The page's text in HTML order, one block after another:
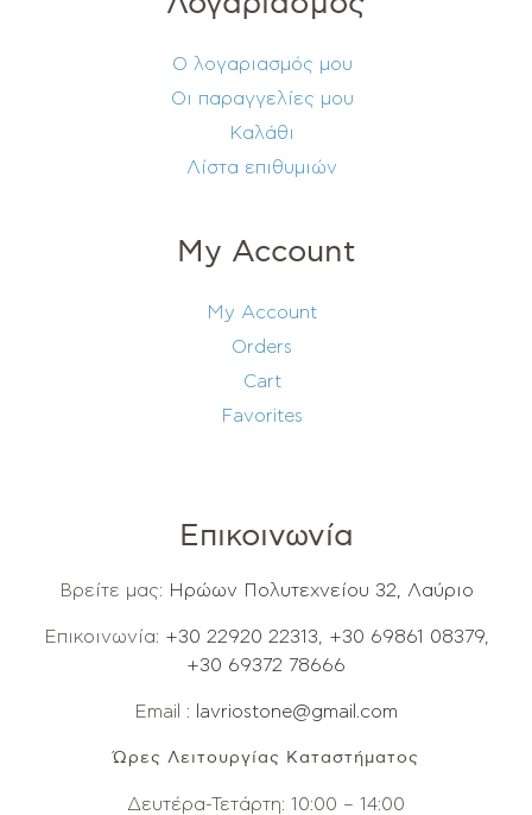
Ο λογαριασμός μου
Οι παραγγελίες μου
Καλάθι
Λίστα επιθυμιών
My Account
My Account
Orders
Cart
Favorites
Επικοινωνία
Βρείτε μας: Ηρώων Πολυτεχνείου 32, Λαύριο
Επικοινωνία: +30 22920 22313 +30 69861 08379,
+30 69372 78666
Email : lavriostone@gmail.com
Ώρες Λειτουργίας Καταστήματος
Δευτέρα-Τετάρτη: 10:00 – 14:00